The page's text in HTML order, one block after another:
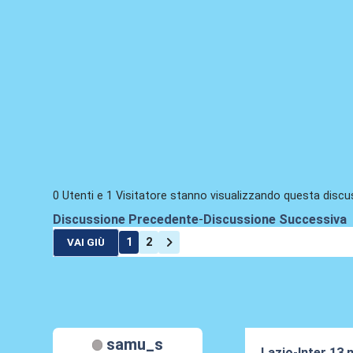
0 Utenti e 1 Visitatore stanno visualizzando questa
Discussione Precedente- Discussione Successiva
VAI GIÙ 1 2
samu_s